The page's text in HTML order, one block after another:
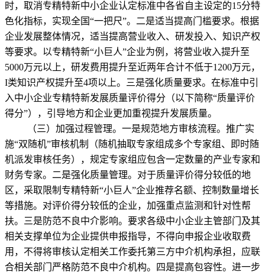
时，取消专精特新中小企业认定标准中各省自主设定的15分特
色化指标，实现全国“一把尺”。二是适当提高门槛要求。根据
企业发展整体情况，适当提高营业收入、研发投入、知识产权
等要求。以专精特新“小巨人”企业为例，将营业收入提升至
5000万元以上，研发费用提升至近两年合计不低于1200万元，
Ι类知识产权提升至4项以上。三是强化质量要求。在标准中引
入中小企业专精特新发展质量评价得分（以下简称“质量评价
得分”），引导地方和企业更加重视提升发展质量。
（三）加强过程管理。一是规范地方审核流程。推广实
施“双随机”审核机制（随机抽取专家组成多个专家组、即时随
机派发审核任务），规定专家组应包含一定数量的产业专家和
财务专家。二是强化质量管理。对于质量评价得分较低的地
区，采取限制专精特新“小巨人”企业推荐名额、控制数量增长
等措施。对评价得分较低的企业，加强重点监测和针对性帮
扶。三是防范不良中介影响。要求各级中小企业主管部门及其
相关支撑单位为企业提供申报指导，不得向申报企业收取费
用，不得将审核认定相关工作委托第三方中介机构承担，应联
合相关部门严格防范不良中介机构。四是提高包容性。进一步